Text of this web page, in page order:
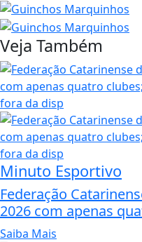
Veja Também
Minuto Esportivo
Federação
2026 com apenas
Saiba Mais